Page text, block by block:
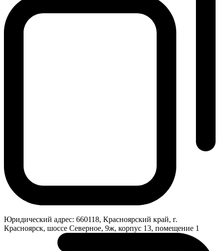
Юридический адрес: 660118, Красноярский край, г.
Красноярск, шоссе Северное, 9ж, корпус 13, помещение 1